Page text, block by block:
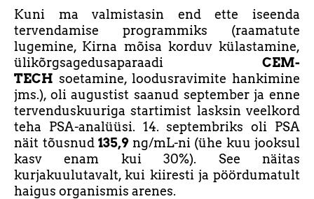
Kuni ma valmistasin end ette iseenda
tervendamise programmiks (raamatute
lugemine, Kirna mõisa korduv külastamine,
ülikõrgsagedusaparaadi CEM-
TECH soetamine, loodusravimite hankimine
jms.), oli augustist saanud september ja enne
tervenduskuuriga startimist lasksin veelkord
teha PSA-analüüsi. 14. septembriks oli PSA
näit tõusnud 135,9ng/mL-ni (ühe kuu jooksul
kasv enam kui 30%). See näitas
kurjakuulutavalt, kui kiiresti ja pöördumatult
haigus organismis arenes.